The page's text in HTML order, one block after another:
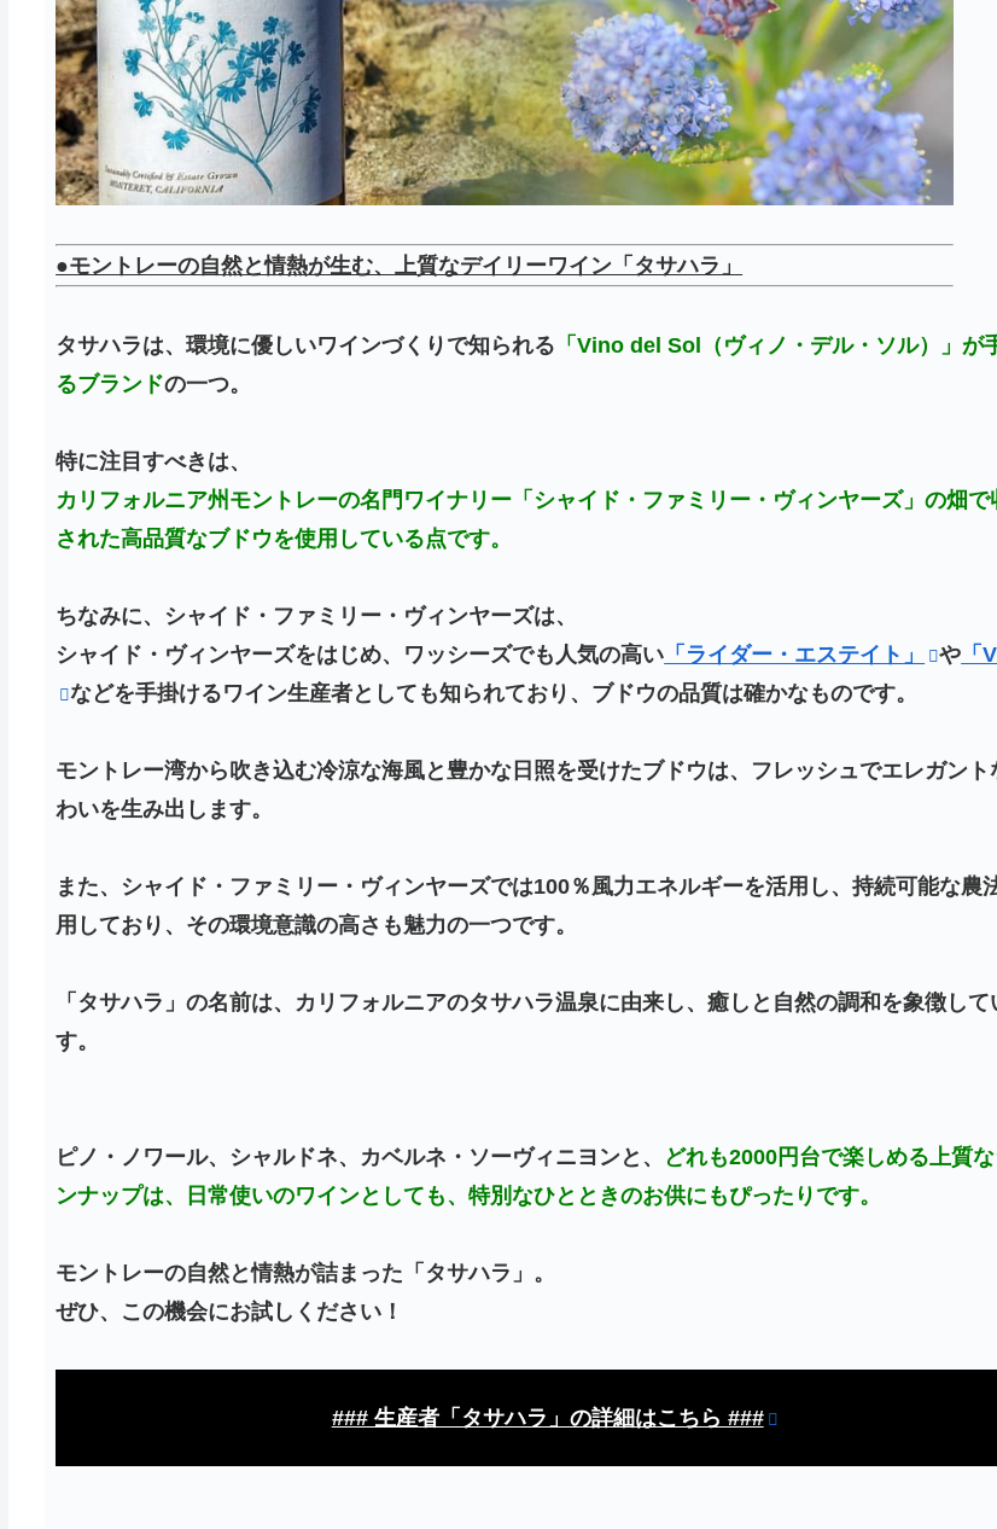
●モントレーの自然と情熱が生む、上質なデイリーワイン「タサハラ」
タサハラは、環境に優しいワインづくりで知られる 「Vino del Sol（ヴィノ・デル・ソル）」が
るブランドの一つ。
特に注目すべきは、
カリフォルニア州モントレーの名門ワイナリー「シャイド・ファミリー・ヴィンヤーズ」の畑で
された高品質なブドウを使用している点です。
ちなみに、シャイド・ファミリー・ヴィンヤーズは、
シャイド・ヴィンヤーズをはじめ、ワッシーズでも人気の高い 「ライダー・エステイト」 や 「
などを手掛けるワイン生産者としても知られており、ブドウの品質は確かなものです。
モントレー湾から吹き込む冷涼な海風と豊かな日照を受けたブドウは、フレッシュでエレガント
わいを生み出します。
また、シャイド・ファミリー・ヴィンヤーズでは100％風力エネルギーを活用し、持続可能な農
用しており、その環境意識の高さも魅力の一つです。
「タサハラ」の名前は、カリフォルニアのタサハラ温泉に由来し、癒しと自然の調和を象徴して
す。
ピノ・ノワール、シャルドネ、カベルネ・ソーヴィニヨンと、 どれも2000円台で楽しめる上質
ンナップは、日常使いのワインとしても、特別なひとときのお供にもぴったりです。
モントレーの自然と情熱が詰まった「タサハラ」。
ぜひ、この機会にお試しください！
### 生産者「タサハラ」の詳細はこちら ###